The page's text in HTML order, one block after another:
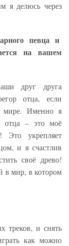
я делюсь через
певца и
на вашем
друг друга
отца, если
мире. Именно я
отца – это моё
Это укрепляет
и я счастлив
своё древо!
в мир, в котором
треков, и снять
как можно